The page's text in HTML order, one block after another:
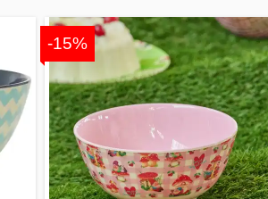
-15%